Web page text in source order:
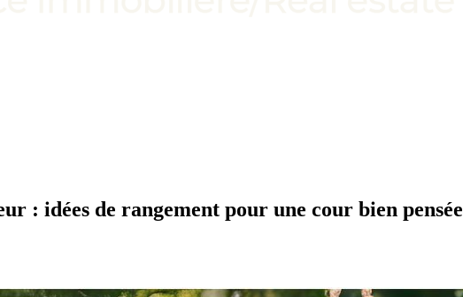
: idées de rangement pour une cour bien pensée